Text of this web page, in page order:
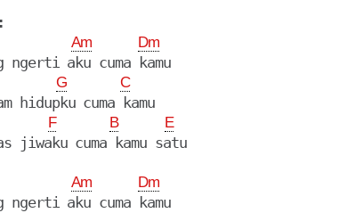
Am Dm
ngerti aku cuma kamu
G C
hidupku cuma kamu
F B E
jiwaku cuma kamu satu
Am Dm
ngerti aku cuma kamu